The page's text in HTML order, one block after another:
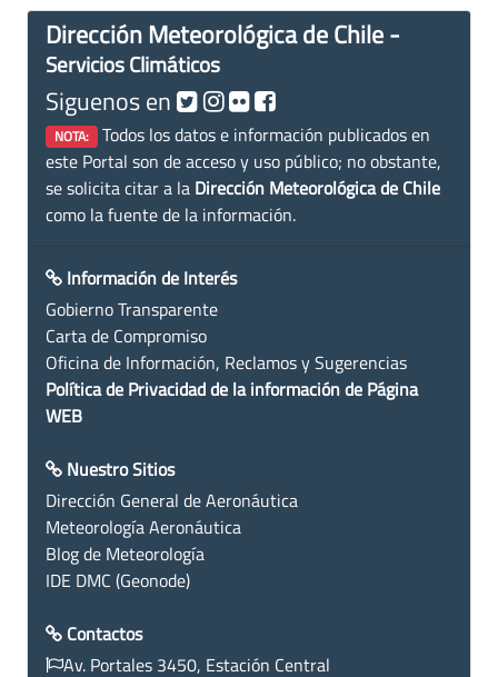
Dirección Meteorológica de Chile -
Servicios Climáticos
Siguenos en
NOTA: Todos los datos e información publicados en
este Portal son de acceso y uso público; no obstante,
se solicita citar a la Dirección Meteorológica de Chile
como la fuente de la información.
Información de Interés
Gobierno Transparente
Carta de Compromiso
Oficina de Información, Reclamos y Sugerencias
Política de Privacidad de la información de Página
WEB
Nuestro Sitios
Dirección General de Aeronáutica
Meteorología Aeronáutica
Blog de Meteorología
IDE DMC (Geonode)
Contactos
Av. Portales 3450, Estación Central